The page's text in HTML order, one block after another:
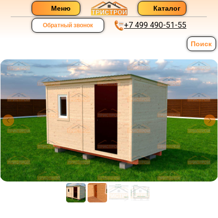
Каталог
Меню
+7 499 490-51-55
Обратный звонок
Поиск